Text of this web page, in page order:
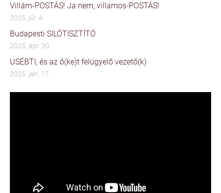
Villám-POSTÁS! Ja nem, villamos-POSTÁS!
2025. júl. 4.
Budapesti SILÓTISZTÍTÓ
2025. ápr. 30.
USÉBTI, és az ő(ke)t felügyelő vezető(k)
2025. jan. 17.